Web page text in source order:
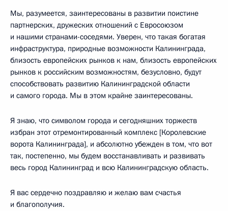
Мы, разумеется, заинтересованы в развитии поистине
партнерских, дружеских отношений с Евросоюзом
и нашими странами-соседями. Уверен, что такая богатая
инфраструктура, природные возможности Калининграда,
близость европейских рынков к нам, близость европейских
рынков к российским возможностям, безусловно, будут
способствовать развитию Калининградской области
и самого города. Мы в этом крайне заинтересованы.
Я знаю, что символом города и сегодняшних торжеств
избран этот отремонтированный комплекс [Королевские
ворота Калининграда], и абсолютно убежден в том, что вот
так, постепенно, мы будем восстанавливать и развивать
весь город Калининград и всю Калининградскую область.
Я вас сердечно поздравляю и желаю вам счастья
и благополучия.